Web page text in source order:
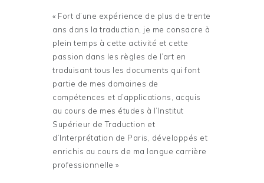
« Fort d’une expérience de plus de trente
ans dans la traduction, je me consacre à
plein temps à cette activité et cette
passion dans les règles de l’art en
traduisant tous les documents qui font
partie de mes domaines de
compétences et d’applications, acquis
au cours de mes études à l’Institut
Supérieur de Traduction et
d’Interprétation de Paris, développés et
enrichis au cours de ma longue carrière
professionnelle »